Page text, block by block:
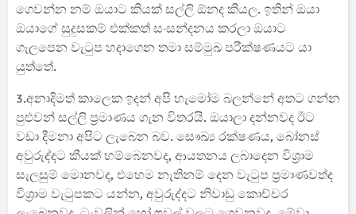
ගෙවන්න නම් ඔයාට කියක් සල්ලි ඕනද කියල. ඉතින් ඔයා
ඔයාගේ සුදුසකම් එක්කත් සංසන්දනය කරලා ඔයාට
ගැලපෙන වැටුප හදාගෙන තමා සම්මුඛ පරීක්ෂණයට යා
යුත්තේ.
3.අනාදිමත් කාලෙක ඉදන් අපි හැමෝම බලන්නේ අතට ගන්න
පුළුවන් සල්ලි ප්‍රමාණය ගැන විතරයි. ඔයාලා දන්නවද ඊට
වඩා දීමනා අපිට ලැබෙන බව. සෞඛ්‍ය රක්ෂණය, බෝනස්
අවුරුද්දට කීයක් හම්බෙනවද, ආයතනය ලබාදෙන විශ්‍රාම
සැලසුම් මොනවද, එහෙම නැතිනම් දෙන වැටුප ප්‍රමාණවත්ද
විශ්‍රාම වැටුපකට යන්න, අවුරුද්දට නිවාඩු කොච්චර